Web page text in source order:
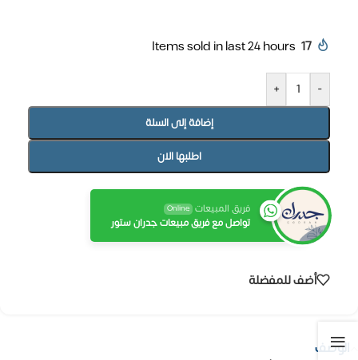
17
Items sold in last 24 hours
-
+
إضافة إلى السلة
اطلبها الان
فريق المبيعات Online
تواصل مع فريق مبيعات جدران ستور
أضف للمفضلة
الوصف